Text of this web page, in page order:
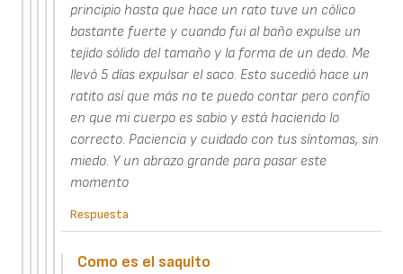
principio hasta que hace un rato tuve un cólico
bastante fuerte y cuando fui al baño expulse un
tejido sólido del tamaño y la forma de un dedo. Me
llevó 5 días expulsar el saco. Esto sucedió hace un
ratito así que más no te puedo contar pero confío
en que mi cuerpo es sabio y está haciendo lo
correcto. Paciencia y cuidado con tus síntomas, sin
miedo. Y un abrazo grande para pasar este
momento
Respuesta
Como es el saquito